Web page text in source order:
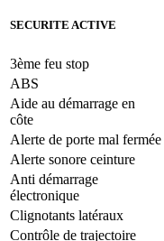
SECURITE ACTIVE
3ème feu stop
ABS
Aide au démarrage en
côte
Alerte de porte mal fermée
Alerte sonore ceinture
Anti démarrage
électronique
Clignotants latéraux
Contrôle de trajectoire